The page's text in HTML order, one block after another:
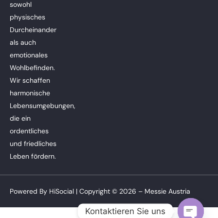
sowohl
physisches
Durcheinander
als auch
emotionales
Wohlbefinden.
Wir schaffen
harmonische
Lebensumgebungen,
die ein
ordentliches
und friedliches
Leben fördern.
Powered By HiSocial | Copyright © 2026 – Messie Austria
Kontaktieren Sie uns